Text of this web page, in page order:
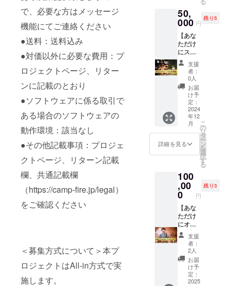
で、必要な方はメッセージ
機能にてご連絡ください
●送料：送料込み
●対価以外に必要な費用：プ
ロジェクトページ、リター
ンに記載のとおり
●ソフトウェアに係る取引で
ある場合のソフトウェアの
動作環境：該当なし
●その他記載事項：プロジェ
クトページ、リターン記載
欄、共通記載欄
（https://camp-fire.jp/legal）
をご確認ください
＜募集方式について＞本プ
ロジェクトはAll-in方式で実
施します。
ブ、イ
ベント
出演を
続け
る。 ま
た、自
身の震
災の体
験から
依頼が
あれば
地域を
問わず
どこへ
でも。
小、
中、高
の学校
におも
スト
ティー
チャー
兼、
『弾き
語り
べ』と
しても
活動
中。各
地で講
演など
も行っ
てい
・ご自
宅まで
費三田
市、神
戸市は
無料、
その他
要相談
でお願
いしま
す。 平
瀬楽器
さんと
日程の
が必要
なため
メール
アドレ
スをご
願い致
しま
す。 ・
有効期
間2025
年6月ま
で
法：
メール
にURL
を記載
しま
す。
レッス
ンに関
して ・
実施概
要：30
分×1回
・有効
期限：
2025年
6月末ま
で ・受
インの
場合：
zoom（
ツール
や動作
環境
等）を
使用し
ます。
※オフ
ライン
の場
合：実
施場所
84×34c
m変更
の可能
性あり)
・お礼
のメッ
セージ
動画 感
謝の気
持ちを
込め
て、お
礼の
メッ
セージ
動画を
お送り
間：約3
分間 ・
提供方
法：
メール
にURL
を記載
しま
す。
レッス
ンに関
して ・
実施概
要：30
50,
000 円
残り5
【あな
ただけ
にスペ
シャル
ライ
ブ】 ・
支援し
てくだ
さった
方への
限定弾
き語り
ライブ
配信(１
時間程
度三田
介、ミ
チコ ・
オリジ
ナルタ
オル付
き (サイ
ズ
84×34c
m変更
の可能
性あり)
・有効
期限：
2025年
支援
者：
0人
お届
け予
定：
2024
年12
月
詳細を見る
こ
の
リ
タ
ー
ン
を
選
択
す
る
100
,00
0 円
残り3
【あな
ただけ
にオリ
ジナル
ソング
を】 雄
介オリ
ジナル
ソング
制作(2
支援
者：
2人
お届
け予
定：
2025